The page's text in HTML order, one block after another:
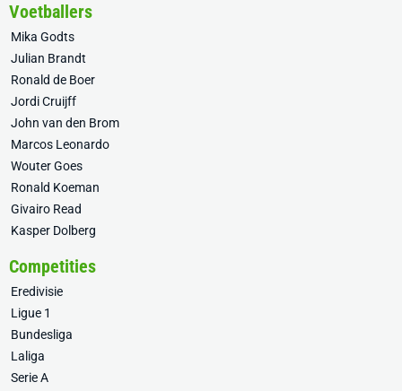
Voetballers
Mika Godts
Julian Brandt
Ronald de Boer
Jordi Cruijff
John van den Brom
Marcos Leonardo
Wouter Goes
Ronald Koeman
Givairo Read
Kasper Dolberg
Competities
Eredivisie
Ligue 1
Bundesliga
Laliga
Serie A